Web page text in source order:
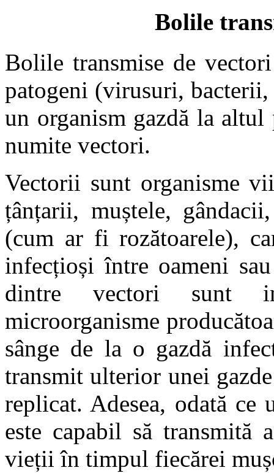
Bolile
Bolile transmise de
patogeni (virusuri,
un organism gazdă la
numite vectori.
Vectorii sunt organisme
țânțarii, muștele,
(cum ar fi rozătoarele),
infecțioși între oameni
dintre vectori sunt
microorganisme
sânge de la o gazdă
transmit ulterior unei
replicat. Adesea, odată ce
este capabil să transmită
vieții în timpul fiecărei